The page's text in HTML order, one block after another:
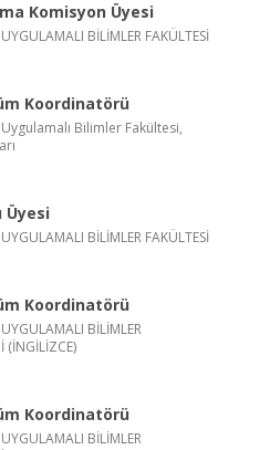
Komisyon Üyesi
BİLİMLER FAKÜLTESİ
Koordinatörü
Bilimler Fakültesi,
Üyesi
BİLİMLER FAKÜLTESİ
Koordinatörü
BİLİMLER
(İNGİLİZCE)
Koordinatörü
BİLİMLER